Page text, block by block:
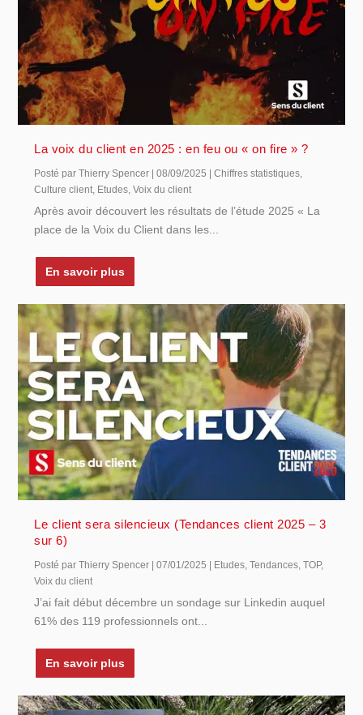
La voix du client en 2025 : en feu ou « on fire » ?
Posté parThierry Spencer |08/09/2025 |Chiffres statistiques,
Culture client, Etudes,Voix du client
Après avoir découvert les résultats de l’étude 2025 « La
place de la Voix du Client dans les...
En savoir plus
Le client sera silencieux (Tendances client 2025 – 3
sur 6)
Posté parThierry Spencer |07/01/2025 Etudes,Tendances,TOP,
Voix du client
J’ai fait début décembre un sondage sur Linkedin auquel
61% des 119 professionnels ont...
En savoir plus